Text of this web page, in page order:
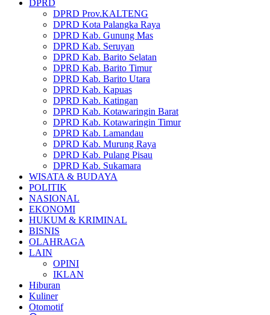
DPRD
DPRD Prov.KALTENG
DPRD Kota Palangka Raya
DPRD Kab. Gunung Mas
DPRD Kab. Seruyan
DPRD Kab. Barito Selatan
DPRD Kab. Barito Timur
DPRD Kab. Barito Utara
DPRD Kab. Kapuas
DPRD Kab. Katingan
DPRD Kab. Kotawaringin Barat
DPRD Kab. Kotawaringin Timur
DPRD Kab. Lamandau
DPRD Kab. Murung Raya
DPRD Kab. Pulang Pisau
DPRD Kab. Sukamara
WISATA & BUDAYA
POLITIK
NASIONAL
EKONOMI
HUKUM & KRIMINAL
BISNIS
OLAHRAGA
LAIN
OPINI
IKLAN
Hiburan
Kuliner
Otomotif